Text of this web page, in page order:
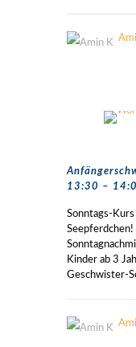
13:30 –
Sonntags-
Kinder ab 3
Geschwister-